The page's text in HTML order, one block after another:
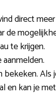
direct
te krijgen.
bekeken. Als
en kan je